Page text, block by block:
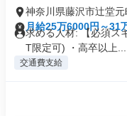
神奈川県藤沢市辻堂元
月給25万6000円～31
求める人材: 【必須ス
T限定可) ・高卒以上...
交通費支給